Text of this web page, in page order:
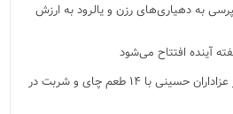
کمپرسی به دهیاری‌های رزن و یالرود به ارزش
آینده افتتاح می‌شود
پذیرایی متفاوت و باشکوه از عزاداران حسینی با ۱۴ طعم چای و شربت در